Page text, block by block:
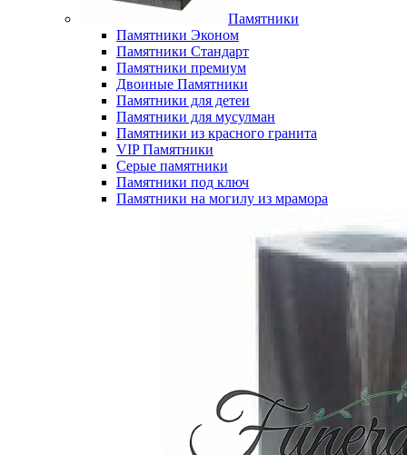
Памятники
Памятники Эконом
Памятники Стандарт
Памятники премиум
Двоиные Памятники
Памятники для детеи
Памятники для мусулман
Памятники из красного гранита
VIP Памятники
Серые памятники
Памятники под ключ
Памятники на могилу из мрамора